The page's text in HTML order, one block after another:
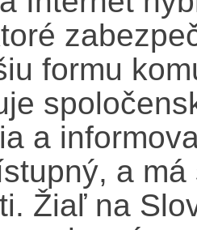
formu
a
a
Žiaľ na